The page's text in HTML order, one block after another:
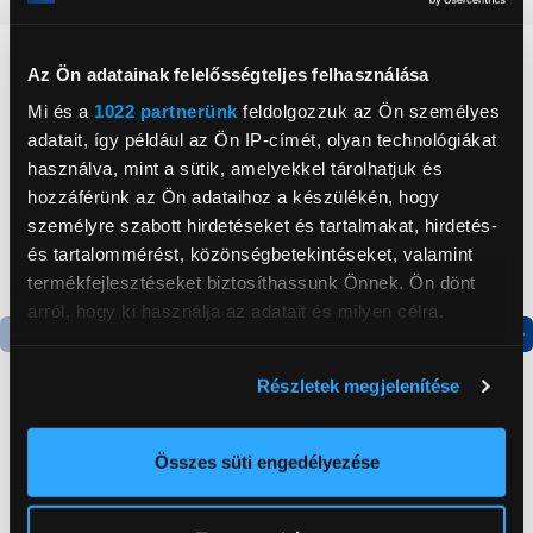
Az Ön adatainak felelősségteljes felhasználása
Mi és a 1022 partnerünk feldolgozzuk az Ön személyes
adatait, így például az Ön IP-címét, olyan technológiákat
használva, mint a sütik, amelyekkel tárolhatjuk és
hozzáférünk az Ön adataihoz a készülékén, hogy
személyre szabott hirdetéseket és tartalmakat, hirdetés-
és tartalommérést, közönségbetekintéseket, valamint
termékfejlesztéseket biztosíthassunk Önnek. Ön dönt
arról, hogy ki használja az adatait és milyen célra.
elhelyezkedéséről pár méteres pontossággal
Az Ön készülékén beazonosítása annak konkrét
Részletek megjelenítése
Összes süti engedélyezése
Neked ajánljuk
Gorenje NRS8182KX Side
by side hűtőszekrény
Alulfagyasztós
kombinált hűtőszekrény